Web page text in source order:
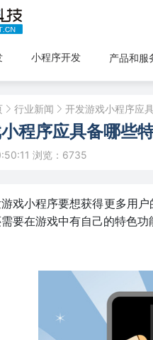
小程序开发 产品和服
行业新闻 开发游戏小程序应
程序应具备哪些
浏览：6735
戏小程序要想获得更多用
要在游戏中有自己的特色